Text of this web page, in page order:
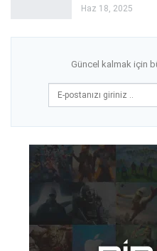
Haz 18, 2025
Güncel kalmak için